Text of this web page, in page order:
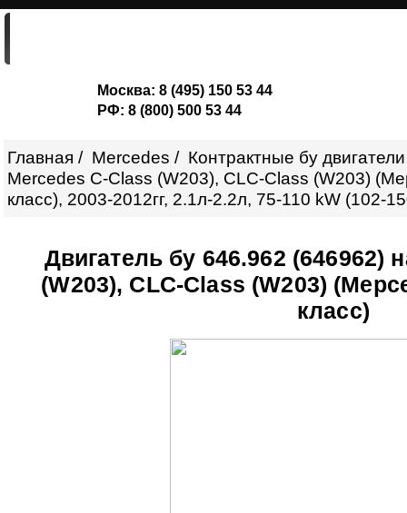
Москва: 8 (495) 150 53 44
РФ: 8 (800) 500 53 44
Главная Mercedes
Контрактные бу
Mercedes C-Class (W203), CLC-Class (W203)
класс), 2003-2012гг, 2.1л-2.2л, 75-110 kW (102-
Двигатель бу 646.962 (646962)
(W203), CLC-Class (W203)
класс)